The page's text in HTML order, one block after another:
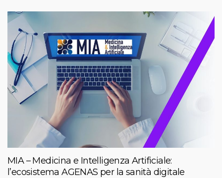
MIA – Medicina e Intelligenza Artificiale:
l’ecosistema AGENAS per la sanità digitale